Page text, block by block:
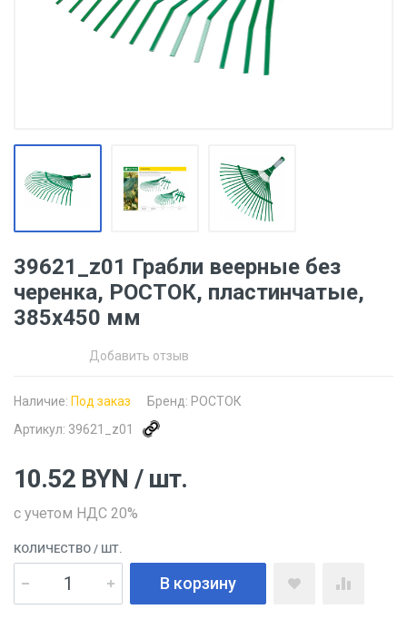
39621_z01 Грабли веерные без
черенка, РОСТОК, пластинчатые,
385x450 мм
Добавить отзыв
Наличие: Под заказ Бренд: РОСТОК
Артикул: 39621_z01
10.52 BYN / шт.
с учетом НДС 20%
КОЛИЧЕСТВО / ШТ.
В корзину